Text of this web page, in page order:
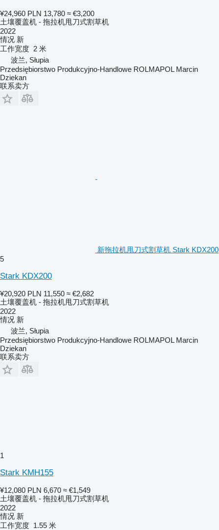
¥24,960 PLN 13,780 ≈ €3,200
土壤覆盖机 - 拖拉机甩刀式割草机
2022
情况 新
工作宽度 2 米
波兰, Słupia
Przedsiębiorstwo Produkcyjno-Handlowe ROLMAPOL Marcin
Dziekan
联系卖方
新拖拉机甩刀式割草机 Stark KDX200
5
Stark KDX200
¥20,920 PLN 11,550 ≈ €2,682
土壤覆盖机 - 拖拉机甩刀式割草机
2022
情况 新
波兰, Słupia
Przedsiębiorstwo Produkcyjno-Handlowe ROLMAPOL Marcin
Dziekan
联系卖方
1
Stark KMH155
¥12,080 PLN 6,670 ≈ €1,549
土壤覆盖机 - 拖拉机甩刀式割草机
2022
情况 新
工作宽度 1.55 米